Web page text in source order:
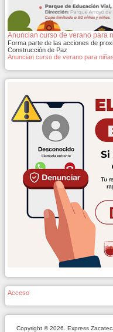
Anuncian curso de verano para
Forma parte de las acciones de
Construcción de Paz
Anuncian curso de verano para
Acceso
Copyright © 2026. Express